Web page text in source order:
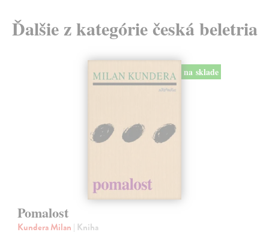
Ďalšie z kategórie česká beletria
na sklade
Pomalost
Kundera Milan | Kniha